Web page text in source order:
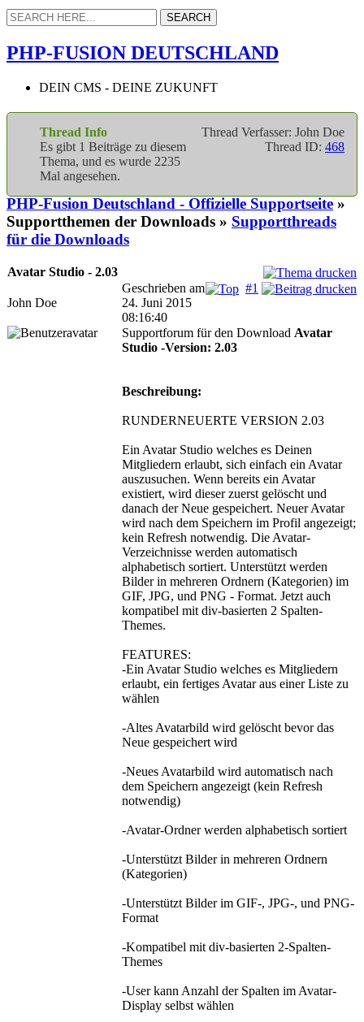
PHP-FUSION DEUTSCHLAND
DEIN CMS - DEINE ZUKUNFT
Thread Verfasser: John Doe
Thread ID: 468
Thread Info
Es gibt 1 Beiträge zu diesem
Thema, und es wurde 2235
Mal angesehen.
PHP-Fusion Deutschland - Offizielle Supportseite »
Supportthemen der Downloads » Supportthreads
für die Downloads
Avatar Studio - 2.03
John Doe
#1
Geschrieben am
24. Juni 2015
08:16:40
Supportforum für den Download Avatar
Studio -Version: 2.03
Beschreibung:
RUNDERNEUERTE VERSION 2.03
Ein Avatar Studio welches es Deinen
Mitgliedern erlaubt, sich einfach ein Avatar
auszusuchen. Wenn bereits ein Avatar
existiert, wird dieser zuerst gelöscht und
danach der Neue gespeichert. Neuer Avatar
wird nach dem Speichern im Profil angezeigt;
kein Refresh notwendig. Die Avatar-
Verzeichnisse werden automatisch
alphabetisch sortiert. Unterstützt werden
Bilder in mehreren Ordnern (Kategorien) im
GIF, JPG, und PNG - Format. Jetzt auch
kompatibel mit div-basierten 2 Spalten-
Themes.
FEATURES:
-Ein Avatar Studio welches es Mitgliedern
erlaubt, ein fertiges Avatar aus einer Liste zu
wählen
-Altes Avatarbild wird gelöscht bevor das
Neue gespeichert wird
-Neues Avatarbild wird automatisch nach
dem Speichern angezeigt (kein Refresh
notwendig)
-Avatar-Ordner werden alphabetisch sortiert
-Unterstützt Bilder in mehreren Ordnern
(Kategorien)
-Unterstützt Bilder im GIF-, JPG-, und PNG-
Format
-Kompatibel mit div-basierten 2-Spalten-
Themes
-User kann Anzahl der Spalten im Avatar-
Display selbst wählen